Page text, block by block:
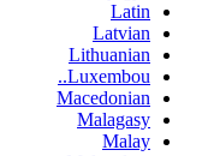
Latin
Latvian
Lithuanian
Luxembou..
Macedonian
Malagasy
Malay